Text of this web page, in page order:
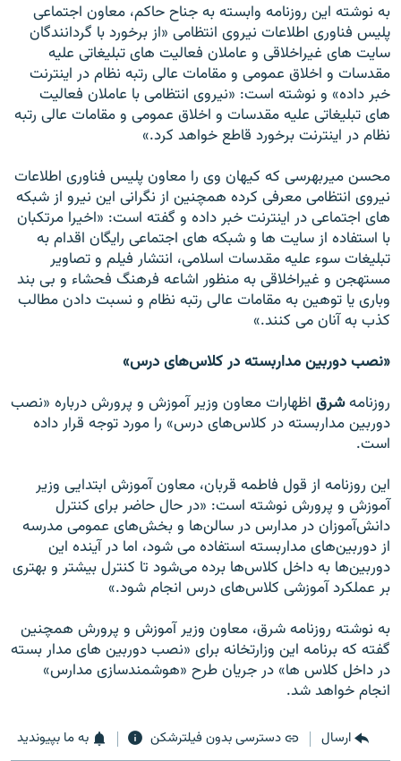
به نوشته اين روزنامه وابسته به جناح حاکم، معاون اجتماعی
پليس فناوری اطلاعات نيروی انتظامی «از برخورد با گردانندگان
سايت های غيراخلاقی و عاملان فعاليت های تبليغاتی عليه
مقدسات و اخلاق عمومی و مقامات عالی رتبه نظام در اينترنت
خبر داده» و نوشته است: «نيروی انتظامی با عاملان فعاليت
های تبليغاتی عليه مقدسات و اخلاق عمومی و مقامات عالی رتبه
نظام در اينترنت برخورد قاطع خواهد کرد.»
محسن ميربهرسی که کيهان وی را معاون پليس فناوری اطلاعات
نيروی انتظامی معرفی کرده همچنين از نگرانی اين نيرو از شبکه
های اجتماعی در اينترنت خبر داده و گفته است: «اخيرا مرتکبان
با استفاده از سايت ها و شبکه های اجتماعی رايگان اقدام به
تبليغات سوء عليه مقدسات اسلامی، انتشار فيلم و تصاوير
مستهجن و غيراخلاقی به منظور اشاعه فرهنگ فحشاء و بی بند
وباری يا توهين به مقامات عالی رتبه نظام و نسبت دادن مطالب
کذب به آنان می کنند.»
«نصب دوربين مداربسته در کلاس‌های درس»
روزنامهشرق اظهارات معاون وزير آموزش ‌و پرورش درباره «نصب
دوربين مداربسته در کلاس‌های درس» را مورد توجه قرار داده
است.
اين روزنامه از قول فاطمه قربان، معاون آموزش ابتدايی وزير
آموزش ‌و پرورش نوشته است: «در حال حاضر برای کنترل
دانش‌آموزان در مدارس در سالن‌ها و بخش‌های عمومی مدرسه
از دوربين‌های مداربسته استفاده می ‌شود، اما در آينده اين
دوربين‌ها به داخل کلاس‌ها برده می‌شود تا کنترل بيشتر و بهتری
بر عملکرد آموزشی کلاس‌های درس انجام شود.»
به نوشته روزنامه شرق، معاون وزير آموزش و پرورش همچنين
گفته که برنامه اين وزارتخانه برای «نصب دوربين های مدار بسته
در داخل کلاس ها» در جريان طرح «هوشمندسازی مدارس»
انجام خواهد شد.
ارسال دسترسی بدون فیلترشکن به ما بپیوندید